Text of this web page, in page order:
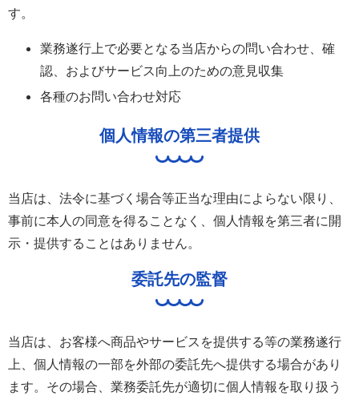
す。
業務遂行上で必要となる当店からの問い合わせ、確
認、およびサービス向上のための意見収集
各種のお問い合わせ対応
個人情報の第三者提供
当店は、法令に基づく場合等正当な理由によらない限り、
事前に本人の同意を得ることなく、個人情報を第三者に開
示・提供することはありません。
委託先の監督
当店は、お客様へ商品やサービスを提供する等の業務遂行
上、個人情報の一部を外部の委託先へ提供する場合があり
ます。その場合、業務委託先が適切に個人情報を取り扱う